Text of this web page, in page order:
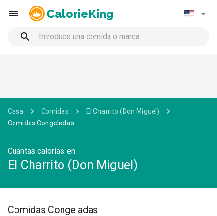
CalorieKing
Casa Comidas
El Charrito (Don Miguel)
Comidas Congeladas
Cuantas calorías en
El Charrito (Don Miguel)
Comidas Congeladas